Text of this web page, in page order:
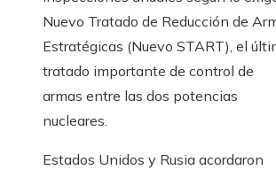
Nuevo Tratado de Reducción de
Estratégicas (Nuevo START), el
tratado importante de control de
armas entre las dos potencias
nucleares.
Estados Unidos y Rusia acordaron